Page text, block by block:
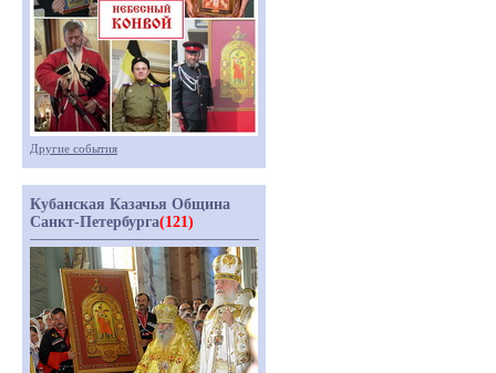
Другие события
Кубанская Казачья Община
Санкт-Петербурга(121)